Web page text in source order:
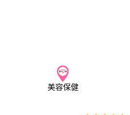
美容保健